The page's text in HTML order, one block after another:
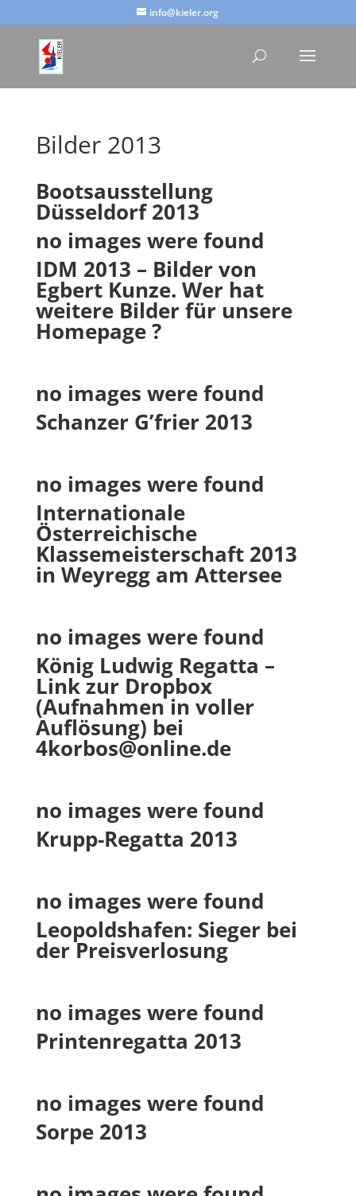
info@kieler.org
Bilder 2013
Bootsausstellung
Düsseldorf 2013
no images were found
IDM 2013 – Bilder von
Egbert Kunze. Wer hat
weitere Bilder für unsere
Homepage ?
no images were found
Schanzer G’frier 2013
no images were found
Internationale
Österreichische
Klassemeisterschaft 2013
in Weyregg am Attersee
no images were found
König Ludwig Regatta –
Link zur Dropbox
(Aufnahmen in voller
Auflösung) bei
4korbos@online.de
no images were found
Krupp-Regatta 2013
no images were found
Leopoldshafen: Sieger bei
der Preisverlosung
no images were found
Printenregatta 2013
no images were found
Sorpe 2013